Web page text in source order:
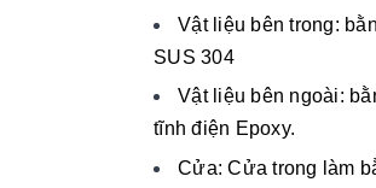
Vật liệu bên trong:
SUS 304
Vật liệu bên ngoài:
tĩnh điện Epoxy.
Cửa: Cửa trong làm